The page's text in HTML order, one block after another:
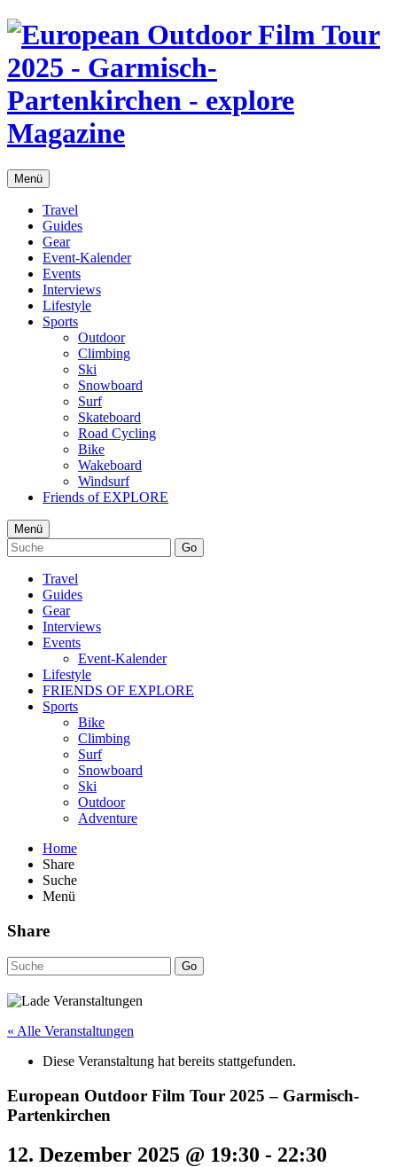
Menü
Travel
Guides
Gear
Event-Kalender
Events
Interviews
Lifestyle
Sports
Outdoor
Climbing
Ski
Snowboard
Surf
Skateboard
Road Cycling
Bike
Wakeboard
Windsurf
Friends of EXPLORE
Menü
Go
Travel
Guides
Gear
Interviews
Events
Event-Kalender
Lifestyle
FRIENDS OF EXPLORE
Sports
Bike
Climbing
Surf
Snowboard
Ski
Outdoor
Adventure
Home
Share
Suche
Menü
Share
Go
« Alle Veranstaltungen
Diese Veranstaltung hat bereits stattgefunden.
European Outdoor Film Tour 2025 – Garmisch-
Partenkirchen
12. Dezember 2025 @ 19:30 - 22:30